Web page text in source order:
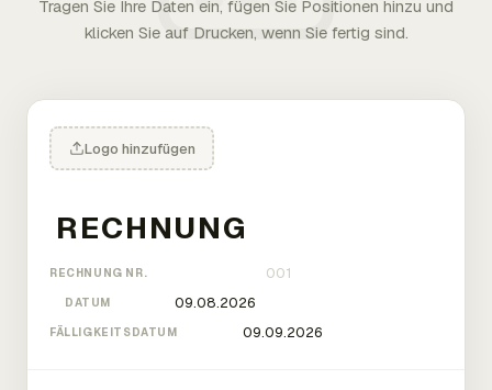
Tragen Sie Ihre Daten ein, fügen Sie Positionen hinzu und
klicken Sie auf Drucken, wenn Sie fertig sind.
Logo hinzufügen
RECHNUNG NR.
DATUM
FÄLLIGKEITSDATUM